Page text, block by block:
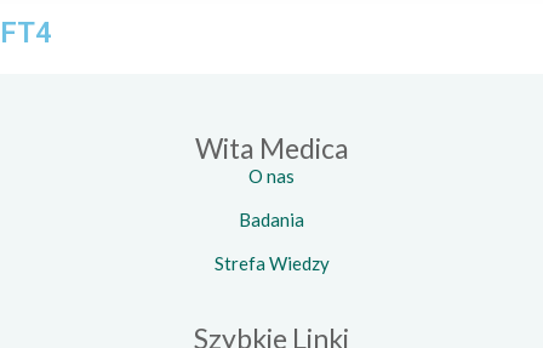
FT4
Wita Medica
O nas
Badania
Strefa Wiedzy
Szybkie Linki